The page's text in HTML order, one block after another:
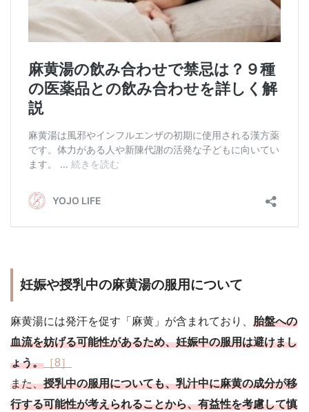
妊娠や授乳中の麻黄湯の服用について
麻黄湯には発汗を促す「麻黄」が含まれており、 胎盤への
血流を妨げる可能性があるため、妊娠中の服用は避けまし
ょう。 ［8］
また、授乳中の服用についても、乳汁中に麻黄の成分が移
行する可能性が考えられることから、有益性を考慮して慎